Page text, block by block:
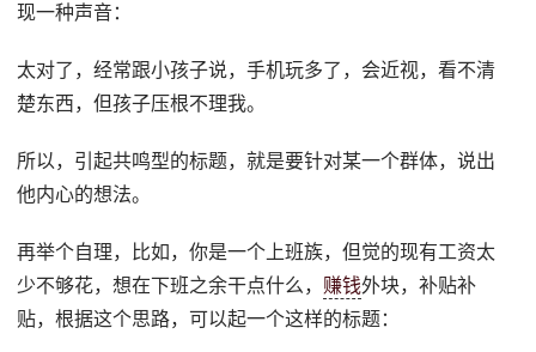
现一种声音：
太对了，经常跟小孩子说，手机玩多了，会近视，看不清
楚东西，但孩子压根不理我。
所以，引起共鸣型的标题，就是要针对某一个群体，说出
他内心的想法。
再举个自理，比如，你是一个上班族，但觉的现有工资太
少不够花，想在下班之余干点什么， 赚钱外块，补贴补
贴，根据这个思路，可以起一个这样的标题：